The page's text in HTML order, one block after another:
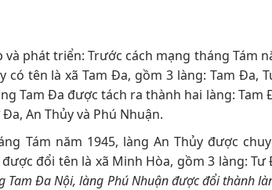
phát triển: Trước cách mạng tháng Tám
có tên là xã Tam Đa, gồm 3 làng: Tam Đa,
Tam Đa được tách ra thành hai làng: Tam
An Thủy và Phú Nhuận.
Tám năm 1945, làng An Thủy được
đổi tên là xã Minh Hòa, gồm 3 làng:
Tam Đa Nội, làng Phú Nhuận được đổi thành